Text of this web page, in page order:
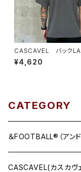
CASCAVEL バック
ゴプラシャツ ミックス
¥4,620
CATEGORY
＆FOOTBALL®（アンド
CASCAVEL(カスカヴ